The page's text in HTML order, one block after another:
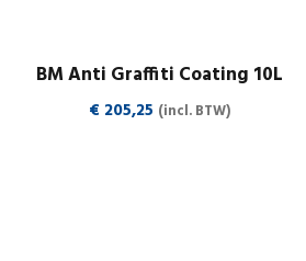
BM Anti Graffiti Coating 10L
€ 205,25 (incl. BTW)